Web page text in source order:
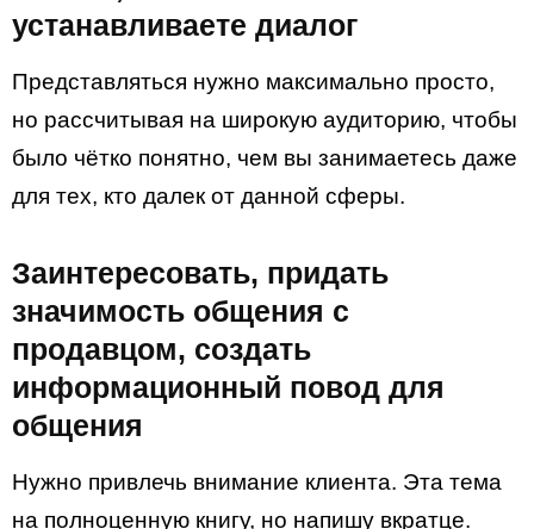
устанавливаете диалог
Представляться нужно максимально просто,
но рассчитывая на широкую аудиторию, чтобы
было чётко понятно, чем вы занимаетесь даже
для тех, кто далек от данной сферы.
Заинтересовать, придать
значимость общения с
продавцом, создать
информационный повод для
общения
Нужно привлечь внимание клиента. Эта тема
на полноценную книгу, но напишу вкратце.